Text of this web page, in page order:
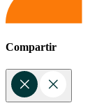
Compartir